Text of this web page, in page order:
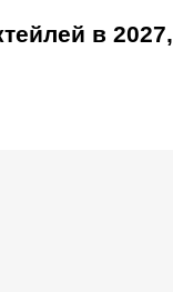
в 2027,